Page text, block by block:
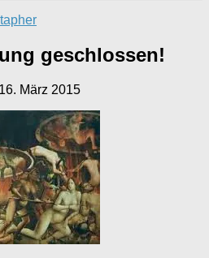
geschlossen!
16. März 2015